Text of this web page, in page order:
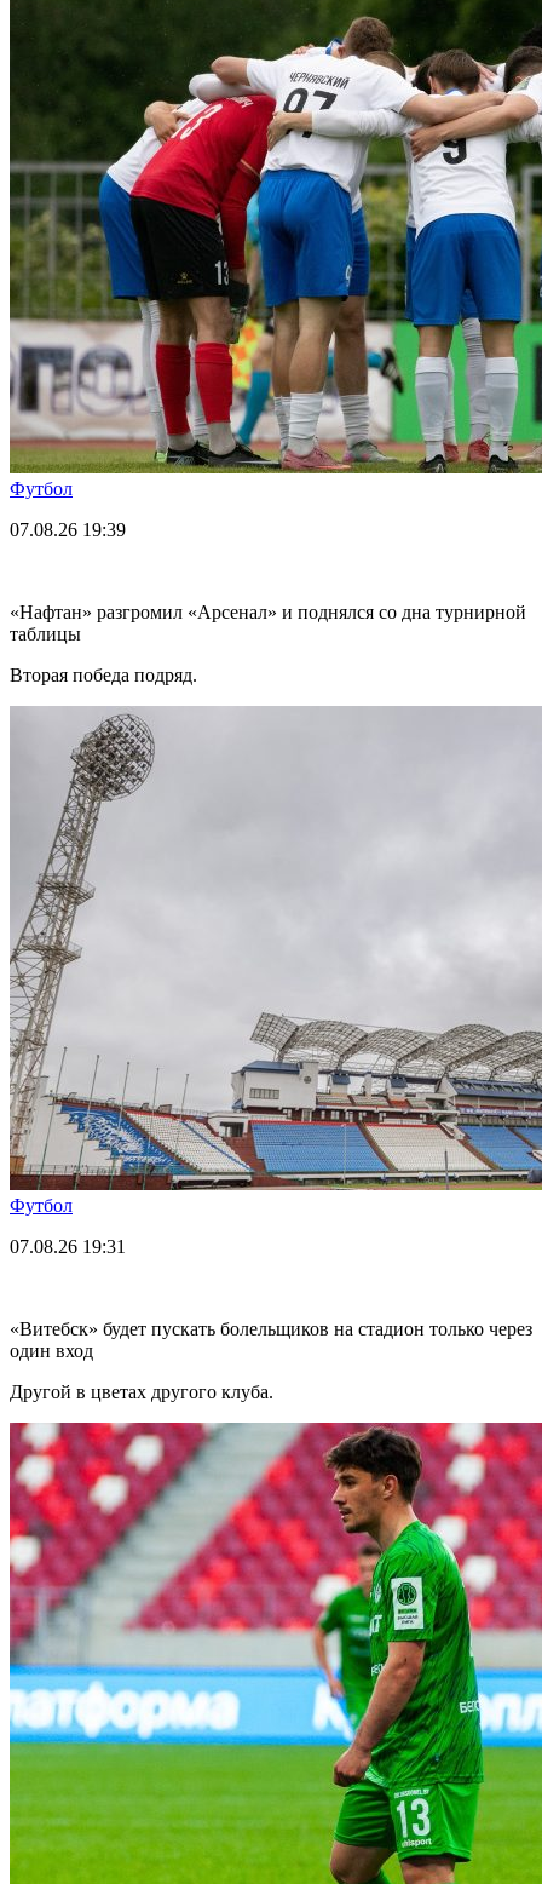
Футбол
07.08.26 19:39
«Нафтан» разгромил «Арсенал» и поднялся со дна турнирной
таблицы
Вторая победа подряд.
Футбол
07.08.26 19:31
«Витебск» будет пускать болельщиков на стадион только через
один вход
Другой в цветах другого клуба.